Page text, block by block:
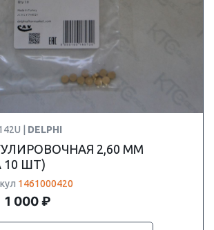
| DELPHI
2,60 ММ
10 ШТ)
1461000420
1 000 ₽